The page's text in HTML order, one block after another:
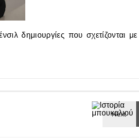
δημιουργίες που σχετίζονται